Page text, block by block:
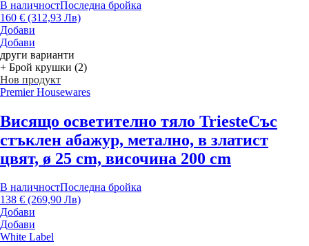
В наличностПоследна бройка
160 € (312,93 Лв)
Добави
Добави
други варианти
+ Брой крушки (2)
Нов продукт
Premier Housewares
Висящо осветително тяло TriesteСъс
стъклен абажур, метално, в златист
цвят, ø 25 cm, височина 200 cm
В наличностПоследна бройка
138 € (269,90 Лв)
Добави
Добави
White Label